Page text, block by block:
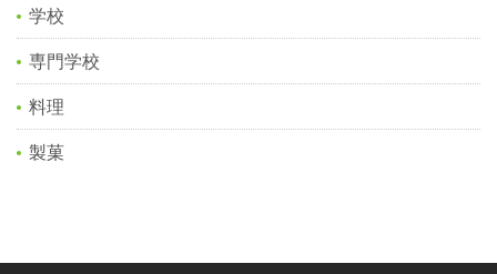
学校
専門学校
料理
製菓